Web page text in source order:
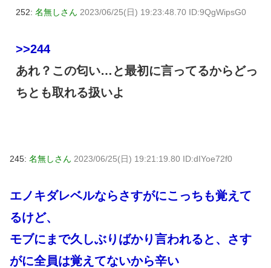
252: 名無しさん 2023/06/25(日) 19:23:48.70 ID:9QgWipsG0
>>244
あれ？この匂い…と最初に言ってるからどっ
ちとも取れる扱いよ
245: 名無しさん 2023/06/25(日) 19:21:19.80 ID:dIYoe72f0
エノキダレベルならさすがにこっちも覚えて
るけど、
モブにまで久しぶりばかり言われると、さす
がに全員は覚えてないから辛い